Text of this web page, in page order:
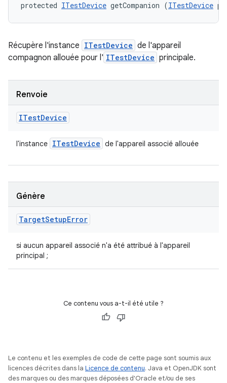
protected ITestDevice getCompanion (ITestDevice
Récupère l'instance ITestDevice de l'appareil
compagnon allouée pour l' ITestDevice principale.
Renvoie
ITestDevice
l'instance ITestDevice de l'appareil associé allouée
Génère
TargetSetupError
si aucun appareil associé n'a été attribué à l'appareil
principal ;
Ce contenu vous a-t-il été utile ?
Le contenu et les exemples de code de cette page sont soumis aux
licences décrites dans la Licence de contenu. Java et OpenJDK sont
des marques ou des marques déposées d'Oracle et/ou de ses